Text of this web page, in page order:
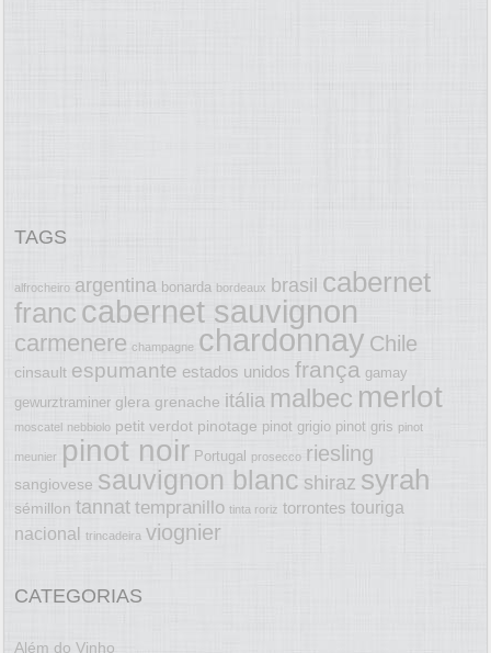
TAGS
alfrocheiro argentina bonarda bordeaux brasil cabernet
franc cabernet sauvignon
carmenere champagne chardonnay Chile
cinsault espumante estados unidos frança gamay
gewurztraminer glera grenache itália malbec merlot
moscatel nebbiolo petit verdot pinotage pinot grigio pinot gris pinot
meunier pinot noir Portugal prosecco riesling
sangiovese sauvignon blanc shiraz syrah
sémillon tannat tempranillo tinta roriz torrontes touriga
nacional trincadeira viognier
CATEGORIAS
Além do Vinho